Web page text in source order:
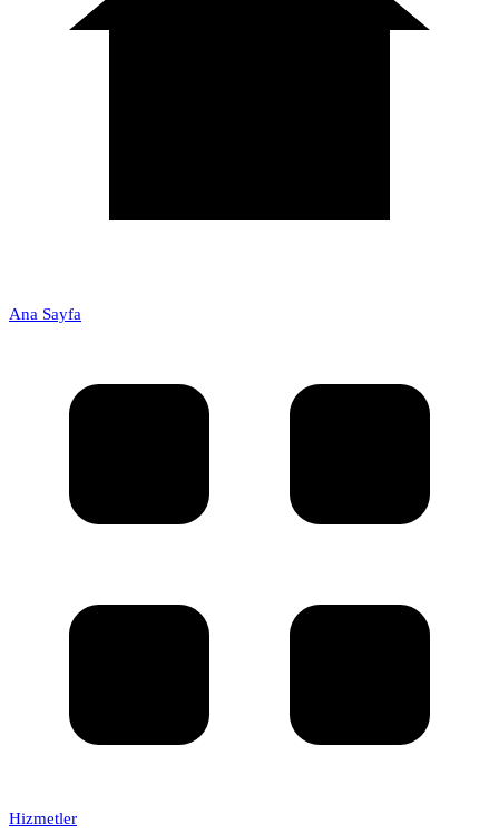
Ana Sayfa
Hizmetler